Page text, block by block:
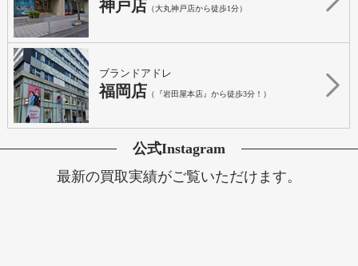
神戸店 （大丸神戸店から徒歩1分）
ブランドアドレ
福岡店 （『岩田屋本店』から徒歩3分！）
公式Instagram
最新の買取実績がご覧いただけます。